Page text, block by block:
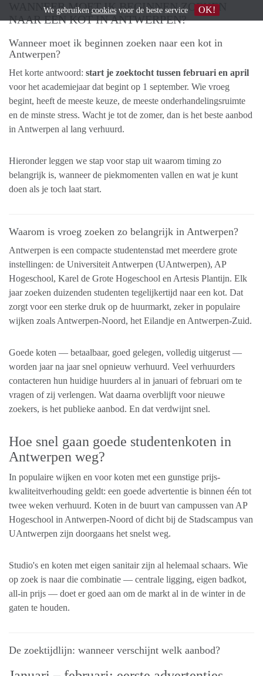
WANNEER MOET IK BEGINNEN ZOEKEN
NAAR EEN KOT IN ANTWERPEN?
Wanneer moet ik beginnen zoeken naar een kot in
Antwerpen?
Het korte antwoord: start je zoektocht tussen februari en april
voor het academiejaar dat begint op 1 september. Wie vroeg
begint, heeft de meeste keuze, de meeste onderhandelingsruimte
en de minste stress. Wacht je tot de zomer, dan is het beste aanbod
in Antwerpen al lang verhuurd.
Hieronder leggen we stap voor stap uit waarom timing zo
belangrijk is, wanneer de piekmomenten vallen en wat je kunt
doen als je toch laat start.
Waarom is vroeg zoeken zo belangrijk in Antwerpen?
Antwerpen is een compacte studentenstad met meerdere grote
instellingen: de Universiteit Antwerpen (UAntwerpen), AP
Hogeschool, Karel de Grote Hogeschool en Artesis Plantijn. Elk
jaar zoeken duizenden studenten tegelijkertijd naar een kot. Dat
zorgt voor een sterke druk op de huurmarkt, zeker in populaire
wijken zoals Antwerpen-Noord, het Eilandje en Antwerpen-Zuid.
Goede koten — betaalbaar, goed gelegen, volledig uitgerust —
worden jaar na jaar snel opnieuw verhuurd. Veel verhuurders
contacteren hun huidige huurders al in januari of februari om te
vragen of zij verlengen. Wat daarna overblijft voor nieuwe
zoekers, is het publieke aanbod. En dat verdwijnt snel.
Hoe snel gaan goede studentenkoten in
Antwerpen weg?
In populaire wijken en voor koten met een gunstige prijs-
kwaliteitverhouding geldt: een goede advertentie is binnen één tot
twee weken verhuurd. Koten in de buurt van campussen van AP
Hogeschool in Antwerpen-Noord of dicht bij de Stadscampus van
UAntwerpen zijn doorgaans het snelst weg.
Studio's en koten met eigen sanitair zijn al helemaal schaars. Wie
op zoek is naar die combinatie — centrale ligging, eigen badkot,
all-in prijs — doet er goed aan om de markt al in de winter in de
gaten te houden.
De zoektijdlijn: wanneer verschijnt welk aanbod?
We gebruiken cookies voor de beste service OK!